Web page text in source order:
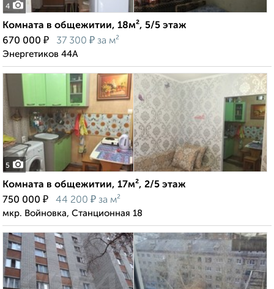
4
Комната в общежитии, 18м², 5/5 этаж
670 000 ₽ 37 300 ₽ за м²
Энергетиков 44А
5
Комната в общежитии, 17м², 2/5 этаж
750 000 ₽ 44 200 ₽ за м²
мкр. Войновка, Станционная 18